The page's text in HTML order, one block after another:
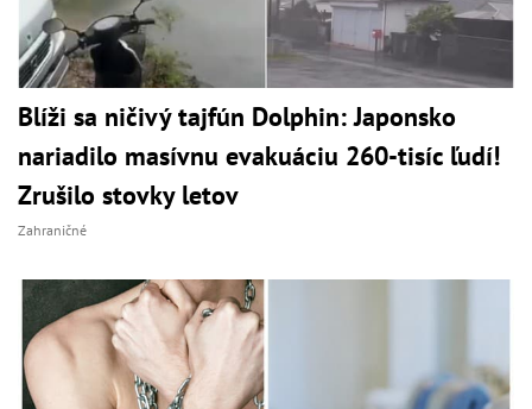
Blíži sa ničivý tajfún Dolphin: Japonsko
nariadilo masívnu evakuáciu 260-tisíc ľudí!
Zrušilo stovky letov
Zahraničné